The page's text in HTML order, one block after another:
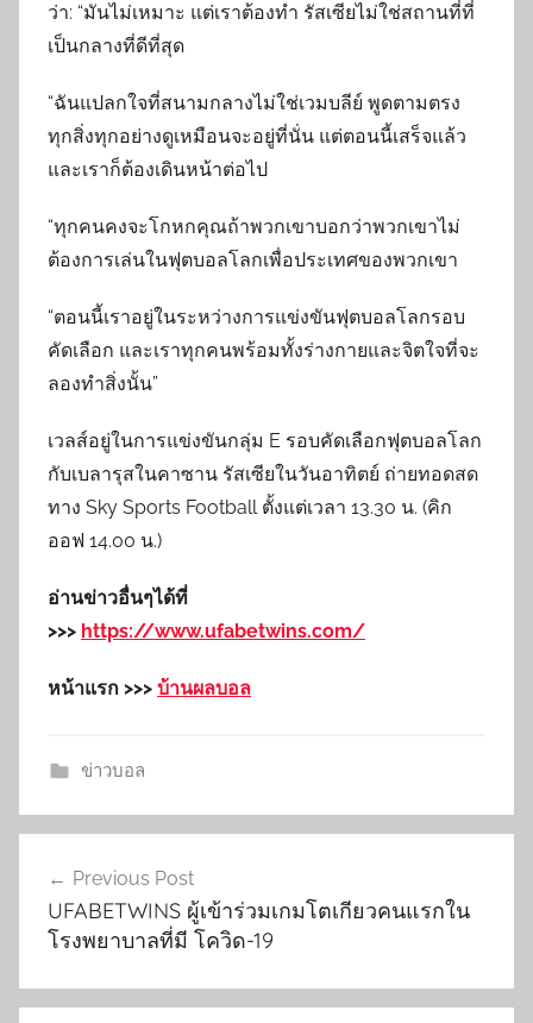
ว่า: “มันไม่เหมาะ แต่เราต้องทำ รัสเซียไม่ใช่สถานที่ที่
เป็นกลางที่ดีที่สุด
“ฉันแปลกใจที่สนามกลางไม่ใช่เวมบลีย์ พูดตามตรง
ทุกสิ่งทุกอย่างดูเหมือนจะอยู่ที่นั่น แต่ตอนนี้เสร็จแล้ว
และเราก็ต้องเดินหน้าต่อไป
“ทุกคนคงจะโกหกคุณถ้าพวกเขาบอกว่าพวกเขาไม่
ต้องการเล่นในฟุตบอลโลกเพื่อประเทศของพวกเขา
“ตอนนี้เราอยู่ในระหว่างการแข่งขันฟุตบอลโลกรอบ
คัดเลือก และเราทุกคนพร้อมทั้งร่างกายและจิตใจที่จะ
ลองทำสิ่งนั้น”
เวลส์อยู่ในการแข่งขันกลุ่ม E รอบคัดเลือกฟุตบอลโลก
กับเบลารุสในคาซาน รัสเซียในวันอาทิตย์ ถ่ายทอดสด
ทาง Sky Sports Football ตั้งแต่เวลา 13.30 น. (คิก
ออฟ 14.00 น.)
อ่านข่าวอื่นๆได้ที่
>>> https://www.ufabetwins.com/
หน้าแรก >>> บ้านผลบอล
ข่าวบอล
นำทาง
เรื่อง
Previous Post
UFABETWINS ผู้เข้าร่วมเกมโตเกียวคนแรกใน
โรงพยาบาลที่มี โควิด-19